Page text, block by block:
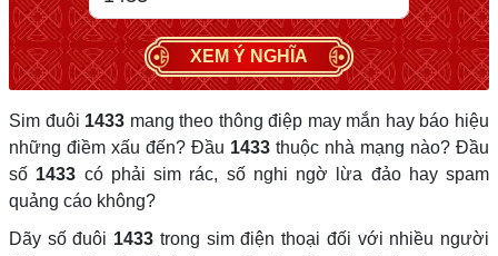
XEM Ý NGHĨA
Sim đuôi 1433 mang theo thông điệp may mắn hay báo hiệu
những điềm xấu đến? Đầu 1433 thuộc nhà mạng nào? Đầu
số 1433 có phải sim rác, số nghi ngờ lừa đảo hay spam
quảng cáo không?
Dãy số đuôi 1433 trong sim điện thoại đối với nhiều người